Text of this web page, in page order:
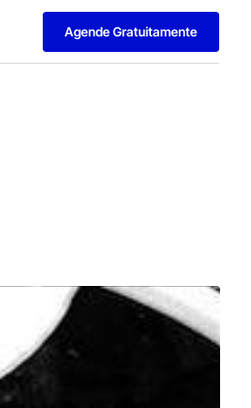
Agende Gratuitamente